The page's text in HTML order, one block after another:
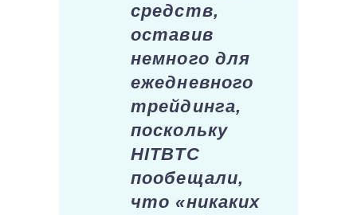
средств,
оставив
немного для
ежедневного
трейдинга,
поскольку
HITBTC
пообещали,
что «никаких